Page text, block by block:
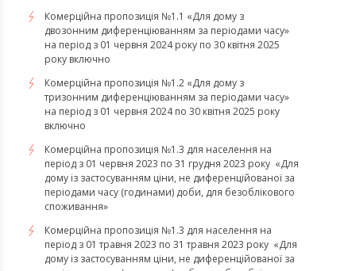
Комерційна пропозиція №1.1 «Для дому з
двозонним диференціюванням за періодами часу»
на період з 01 червня 2024 року по 30 квітня 2025
року включно
Комерційна пропозиція №1.2 «Для дому з
тризонним диференціюванням за періодами часу»
на період з 01 червня 2024 по 30 квітня 2025 року
включно
​​​​​​​Комерційна пропозиція №1.3 для населення на
період з 01 червня 2023 по 31 грудня 2023 року «Для
дому із застосуванням ціни, не диференційованої за
періодами часу (годинами) доби, для безоблікового
споживання»
​​​​​​​Комерційна пропозиція №1.3 для населення на
період з 01 травня 2023 по 31 травня 2023 року «Для
дому із застосуванням ціни, не диференційованої за